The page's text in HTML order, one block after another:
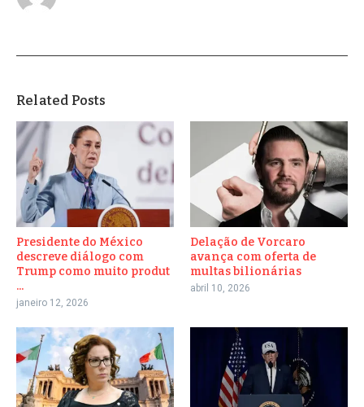
Related Posts
Presidente do México
descreve diálogo com
Trump como muito produt
...
janeiro 12, 2026
Delação de Vorcaro
avança com oferta de
multas bilionárias
abril 10, 2026